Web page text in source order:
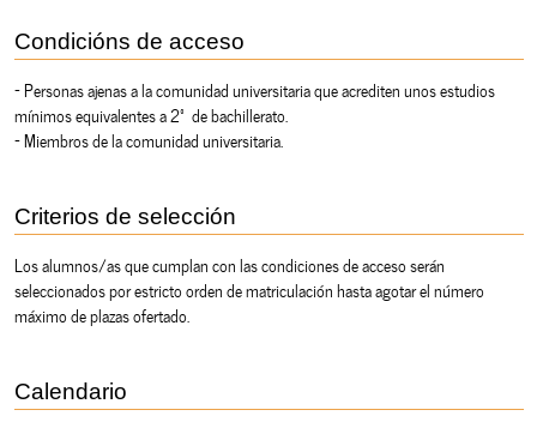
Condicións de acceso
- Personas ajenas a la comunidad universitaria que acrediten unos estudios
mínimos equivalentes a 2º de bachillerato.
- Miembros de la comunidad universitaria.
Criterios de selección
Los alumnos/as que cumplan con las condiciones de acceso serán
seleccionados por estricto orden de matriculación hasta agotar el número
máximo de plazas ofertado.
Calendario